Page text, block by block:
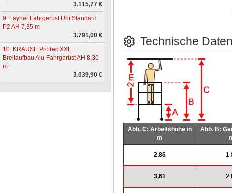
3.115,77 €
9. Layher Fahrgerüst Uni Standard
P2 AH 7,35 m
3.791,00 €
10. KRAUSE ProTec XXL
Breitaufbau Alu-Fahrgerüst AH 8,30
m
3.039,90 €
Technische
Abb. C: Arbeitshöhe in
m
Abb. B:
2,86
3,61